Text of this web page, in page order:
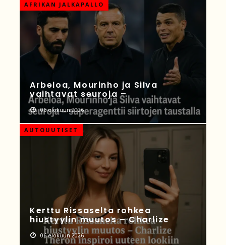
AFRIKAN JALKAPALLO
Arbeloa, Mourinho ja Silva
vaihtavat seuroja –
06 elokuun 2026
AUTOUUTISET
Kerttu Rissaselta rohkea
hiustyylin muutos – Charlize
06 elokuun 2026